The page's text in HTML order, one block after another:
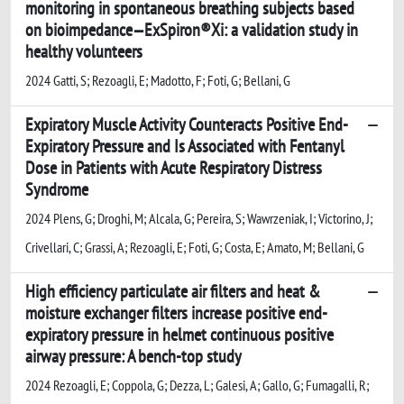
monitoring in spontaneous breathing subjects based
on bioimpedance—ExSpiron®Xi: a validation study in
healthy volunteers
2024 Gatti, S; Rezoagli, E; Madotto, F; Foti, G; Bellani, G
Expiratory Muscle Activity Counteracts Positive End-
Expiratory Pressure and Is Associated with Fentanyl
Dose in Patients with Acute Respiratory Distress
Syndrome
2024 Plens, G; Droghi, M; Alcala, G; Pereira, S; Wawrzeniak, I; Victorino, J;
Crivellari, C; Grassi, A; Rezoagli, E; Foti, G; Costa, E; Amato, M; Bellani, G
High efficiency particulate air filters and heat &
moisture exchanger filters increase positive end-
expiratory pressure in helmet continuous positive
airway pressure: A bench-top study
2024 Rezoagli, E; Coppola, G; Dezza, L; Galesi, A; Gallo, G; Fumagalli, R;